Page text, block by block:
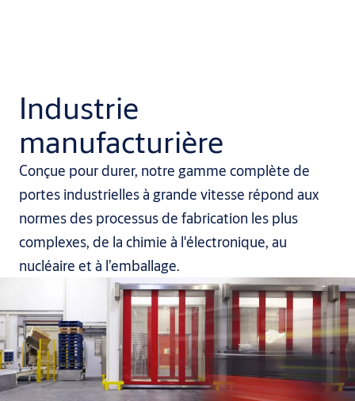
Industrie
manufacturière
Conçue pour durer, notre gamme complète de
portes industrielles à grande vitesse répond aux
normes des processus de fabrication les plus
complexes, de la chimie à l'électronique, au
nucléaire et à l’emballage.